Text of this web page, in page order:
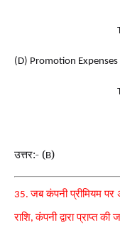
(D) Promotion
उत्तर:- (B)
35.जब कंपनी प्रीमियम पर
राशि,कंपनी द्वारा प्राप्त की